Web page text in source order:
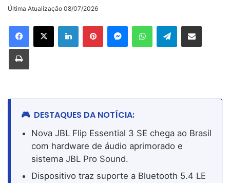
Última Atualização 08/07/2026
LinkedinPinterestMessengerWhatsAppTelegramCompartilhar via e-mail
Imprimir
DESTAQUES DA NOTÍCIA:
Nova JBL Flip Essential 3 SE chega ao Brasil
com hardware de áudio aprimorado e
sistema JBL Pro Sound.
Dispositivo traz suporte a Bluetooth 5.4 LE